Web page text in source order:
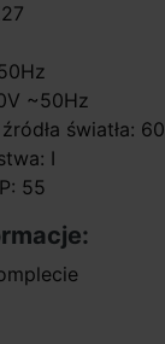
~50Hz
światła: 60
I
55